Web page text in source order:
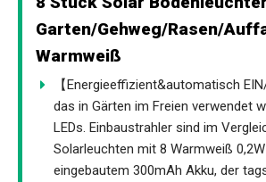
Garten/Gehweg/Rasen/
Warmweiß
【Energieeffizient&automatisch
das in Gärten im Freien verwendet
LEDs. Einbaustrahler sind im
Solarleuchten mit 8 Warmweiß
eingebautem 300mAh Akku, der